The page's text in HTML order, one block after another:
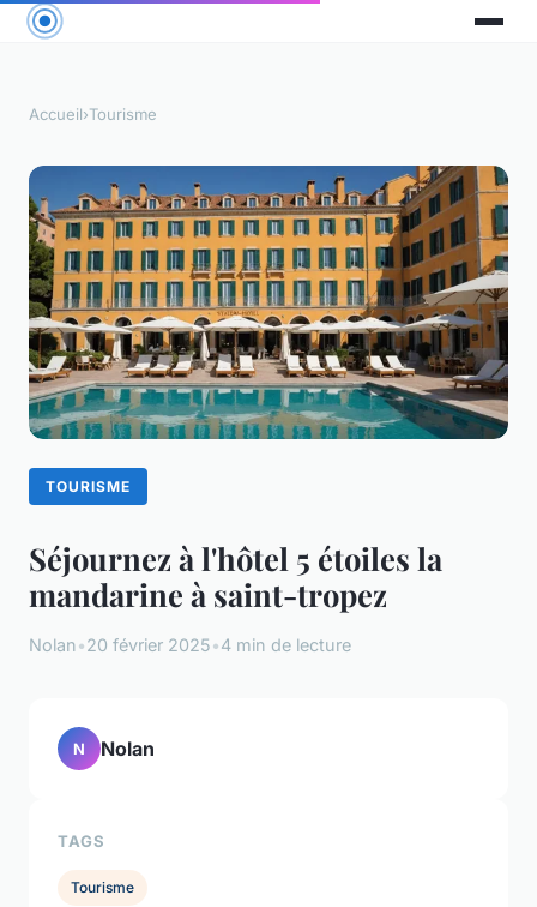
Accueil›Tourisme
TOURISME
Séjournez à l'hôtel 5 étoiles la
mandarine à saint-tropez
Nolan•20 février 2025•4 min de lecture
N Nolan
TAGS
Tourisme